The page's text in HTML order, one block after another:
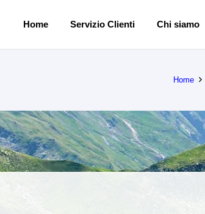
Home Servizio Clienti Chi siamo
Home